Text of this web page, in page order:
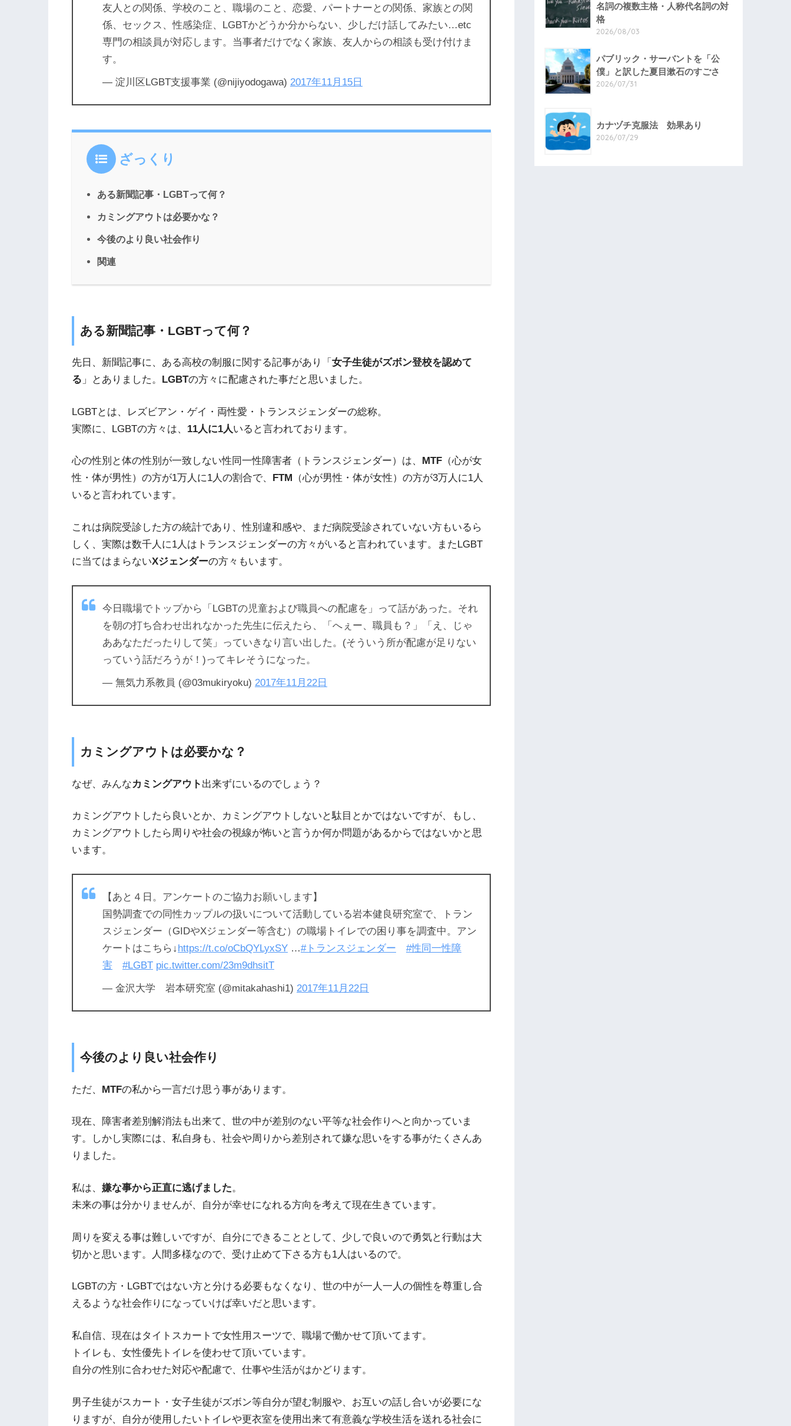
友人との関係、学校のこと、職場のこと、恋愛、パートナーとの関係、家族との関
係、セックス、性感染症、LGBTかどうか分からない、少しだけ話してみたい…etc
専門の相談員が対応します。当事者だけでなく家族、友人からの相談も受け付けま
す。
— 淀川区LGBT支援事業 (@nijiyodogawa) 2017年11月15日
ざっくり
ある新聞記事・LGBTって何？
カミングアウトは必要かな？
今後のより良い社会作り
関連
ある新聞記事・LGBTって何？
先日、新聞記事に、ある高校の制服に関する記事があり「 女子生徒がズボン登校を認めて
る 」とありました。 LGBTの方々に配慮された事だと思いました。
LGBTとは、レズビアン・ゲイ・両性愛・トランスジェンダーの総称。
実際に、LGBTの方々は、 11人に1人いると言われております。
心の性別と体の性別が一致しない性同一性障害者（トランスジェンダー）は、 MTF （心が女
性・体が男性）の方が1万人に1人の割合で、
FTM
（心が男性・体が女性）の方が3万人に1人
いると言われています。
これは病院受診した方の統計であり、性別違和感や、まだ病院受診されていない方もいるら
しく、実際は数千人に1人はトランスジェンダーの方々がいると言われています。またLGBT
に当てはまらないXジェンダーの方々もいます。
今日職場でトップから「LGBTの児童および職員への配慮を」って話があった。それ
を朝の打ち合わせ出れなかった先生に伝えたら、「へぇー、職員も？」「え、じゃ
ああなただったりして笑」っていきなり言い出した。(そういう所が配慮が足りない
っていう話だろうが！)ってキレそうになった。
— 無気力系教員 (@03mukiryoku) 2017年11月22日
カミングアウトは必要かな？
なぜ、みんなカミングアウト 出来ずにいるのでしょう？
カミングアウトしたら良いとか、カミングアウトしないと駄目とかではないですが、もし、
カミングアウトしたら周りや社会の視線が怖いと言うか何か問題があるからではないかと思
います。
【あと４日。アンケートのご協力お願いします】
国勢調査での同性カップルの扱いについて活動している岩本健良研究室で、トラン
スジェンダー（GIDやXジェンダー等含む）の職場トイレでの困り事を調査中。アン
ケートはこちら↓https://t.co/oCbQYLyxSY …#トランスジェンダー
#性同一性障
害
#LGBT pic.twitter.com/23m9dhsitT
— 金沢大学 岩本研究室 (@mitakahashi1) 2017年11月22日
今後のより良い社会作り
ただ、 MTFの私から一言だけ思う事があります。
現在、障害者差別解消法も出来て、世の中が差別のない平等な社会作りへと向かっていま
す。しかし実際には、私自身も、社会や周りから差別されて嫌な思いをする事がたくさんあ
りました。
私は、 嫌な事から正直に逃げました。
未来の事は分かりませんが、自分が幸せになれる方向を考えて現在生きています。
周りを変える事は難しいですが、自分にできることとして、少しで良いので勇気と行動は大
切かと思います。人間多様なので、受け止めて下さる方も1人はいるので。
LGBTの方・LGBTではない方と分ける必要もなくなり、世の中が一人一人の個性を尊重し合
えるような社会作りになっていけば幸いだと思います。
私自信、現在はタイトスカートで女性用スーツで、職場で働かせて頂いてます。
トイレも、女性優先トイレを使わせて頂いています。
自分の性別に合わせた対応や配慮で、仕事や生活がはかどります。
男子生徒がスカート・女子生徒がズボン等自分が望む制服や、お互いの話し合いが必要にな
りますが、自分が使用したいトイレや更衣室を使用出来て有意義な学校生活を送れる社会に
名詞の複数主格・人称代名詞の対
格
2026/08/03
パブリック・サーバントを「公
僕」と訳した夏目漱石のすごさ
2026/07/31
カナヅチ克服法 効果あり
2026/07/29